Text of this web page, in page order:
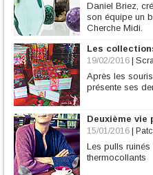
Daniel Briez,
son équipe un
Cherche Midi.
Les
19/02/2016
Après les
présente ses
Deuxième vie
15/01/2016
Les pulls
thermocollants